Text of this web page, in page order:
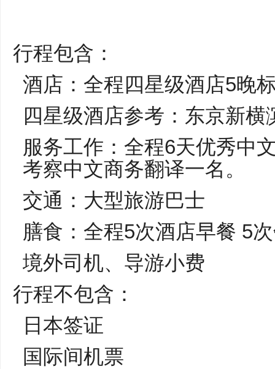
行程包含：
酒店：全程四星级酒店5晚
四星级酒店参考：东京新横
服务工作：全程6天优秀中
考察中文商务翻译一名。
交通：大型旅游巴士
膳食：全程5次酒店早餐 5
境外司机、导游小费
行程不包含：
日本签证
国际间机票